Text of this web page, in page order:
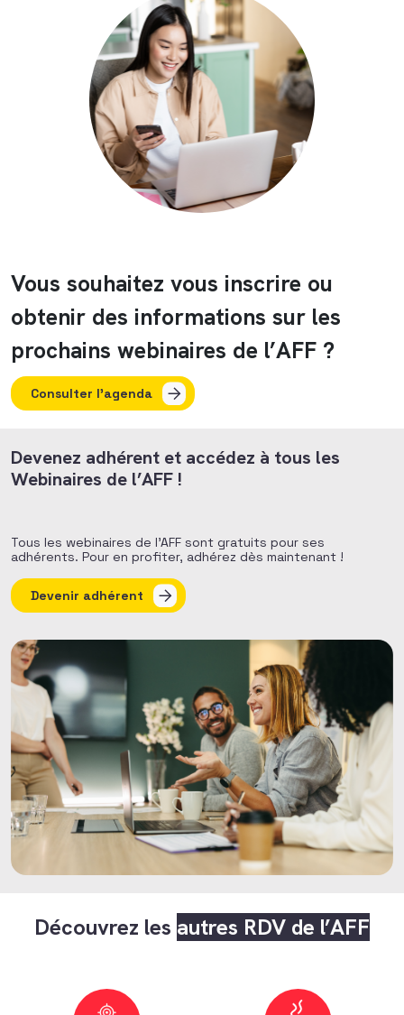
Vous souhaitez vous inscrire ou
obtenir des informations sur les
prochains webinaires de l’AFF ?
Consulter l'agenda
Devenez adhérent et accédez à tous les
Webinaires de l’AFF !
Tous les webinaires de l’AFF sont gratuits pour ses
adhérents. Pour en profiter, adhérez dès maintenant !
Devenir adhérent
Découvrez les autres RDV de l’AFF